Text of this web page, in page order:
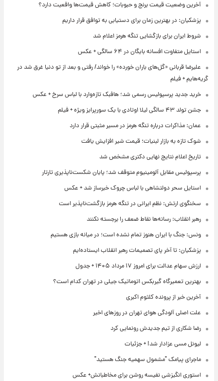
آخرین وضعیت قیمت برنج و حبوبات؛ کاهش قیمت‌ها واقعیت دارد؟
پزشکیان: در بهترین زمان برای دستیابی به توافق قرار داریم
شروط ایران برای بازگشایی تنگه هرمز اعلام شد
استایل متفاوت افسانه بایگان در ۶۴ سالگی + عکس
علیرضا قربانی «گل‌های باران خورده» را خواند/ رفتی و بعد از تو دنیا غرق شد در
گریه‌هایم + فیلم
خرید جدید پرسپولیس رسمی شد؛ هافبک تازه‌وارد با لباس سرخ + عکس
جشن تولد ۴۳ سالگی لیلا اوتادی با یک سورپرایز ویژه + فیلم
عمان: مذاکرات درباره تنگه هرمز در مسیر مثبتی قرار دارد
شوک تازه به بازار لبنیات؛ قیمت شیر افزایش یافت
تاریخ اعلام نتایج نهایی دکتری مشخص شد
پرسپولیس مقابل آلومینیوم متوقف شد؛ پایان شکست‌ناپذیری تارتار
استایل سحر دولتشاهی با لباس چروک خبرساز شد + عکس
سخنگوی ارتش: نظم ایرانی در تنگه هرمز بازگشت‌ناپذیر است
رهبر انقلاب: رسانه‌ها نقاط ضعف را برجسته نکنند
ونس: جنگ با ایران هنوز تمام نشده است؛ در میانه بازی هستیم
پزشکیان: تا آخر پای تصمیمات رهبر انقلاب ایستاده‌ایم
ارزش سهام عدالت برای امروز ۱۷ مرداد ۱۴۰۵ + جدول
بهترین تعمیرگاه گیربکس اتوماتیک جیلی در تهران کدام است؟
آخرین خبر از پرونده کلثوم اکبری
علت اصلی آلودگی هوای تهران در روزهای اخیر
رضا شکاری از تیم جدیدش رونمایی کرد
لیونل مسی عزادار شد! + جزئیات
ماجرای پیامک "مشمول سهمیه جنگ هستید"
استوری انگیزشی نفیسه روشن برای مخاطبانش+ عکس